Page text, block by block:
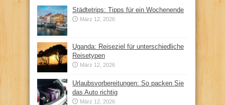
Städtetrips: Tipps für ein Wochenende
März 12, 2026
Uganda: Reiseziel für unterschiedliche
Reisetypen
März 12, 2026
Urlaubsvorbereitungen: So packen Sie
das Auto richtig
März 12, 2026